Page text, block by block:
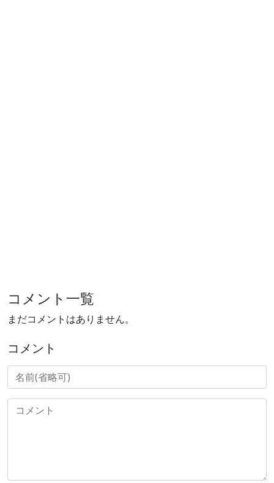
コメント一覧
まだコメントはありません。
コメント